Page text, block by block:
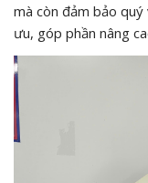
mà còn đảm bảo
ưu, góp phần nâng